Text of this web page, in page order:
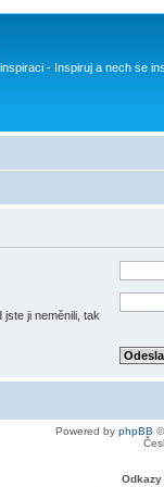
- Inspiruj a nech se
ji neměnili, tak
Powered by phpBB